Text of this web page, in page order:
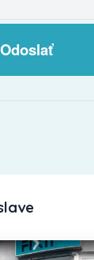
Odoslať